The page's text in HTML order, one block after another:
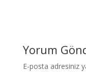
Yorum
E-posta adresiniz